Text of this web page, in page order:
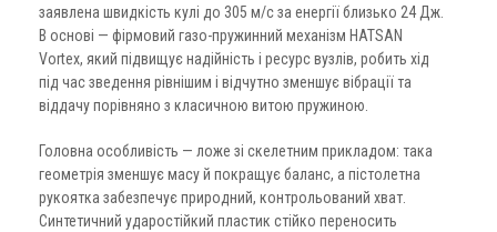
заявлена швидкість кулі до 305 м/с за енергії близько 24 Дж.
В основі — фірмовий газо-пружинний механізм HATSAN
Vortex, який підвищує надійність і ресурс вузлів, робить хід
під час зведення рівнішим і відчутно зменшує вібрації та
віддачу порівняно з класичною витою пружиною.
Головна особливість — ложе зі скелетним прикладом: така
геометрія зменшує масу й покращує баланс, а пістолетна
рукоятка забезпечує природний, контрольований хват.
Синтетичний ударостійкий пластик стійко переносить